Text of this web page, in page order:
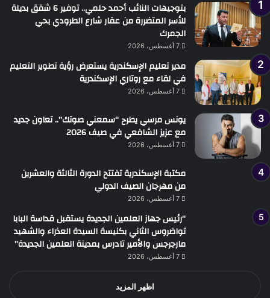
بتوجيهات النائب أحمد حلمي.. توفير 6 شقق بديلة
للأسر المتضررة من عقار شارع الطرودي بحي
الجمرك
7 أغسطس، 2026
مدير تعليم الإسكندرية يستعرض رؤية تطوير التعليم
في لقاء مع روتاري الإسكندرية
7 أغسطس، 2026
يونس مرسي يطرح “سمعني صوتك”.. تعاون جديد
مع عزيز الشافعي في صيف 2026
7 أغسطس، 2026
مكتبة الإسكندرية تفتتح الدورة الثالثة والعشرين
من مهرجان الصيف الدولي
7 أغسطس، 2026
“رئيس جهاز العلمين الجديدة يستقبل قداسة البابا
تواضروس الثاني بكنيسة السيدة العذراء والشهيد
مارجرجس والأمير تادرس بمدينة العلمين الجديدة”
7 أغسطس، 2026
اظهر المزيد